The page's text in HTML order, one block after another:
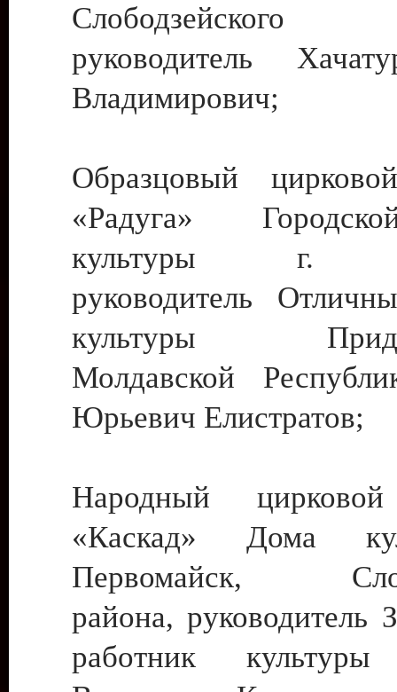
руководитель
Владимирович;
Образцовый
«Радуга»
культуры г.
руководитель
культуры
Молдавской
Юрьевич Елистратов;
Народный цирковой
«Каскад» Дома
Первомайск,
района, руководитель
работник культуры